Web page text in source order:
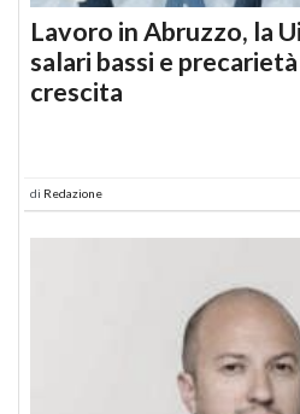
Lavoro in Abruzzo, la
salari bassi e
crescita
di Redazione